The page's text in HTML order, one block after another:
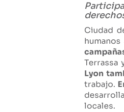
Ciudad
humanos
Terrassa
Lyon
trabajo.
locales.